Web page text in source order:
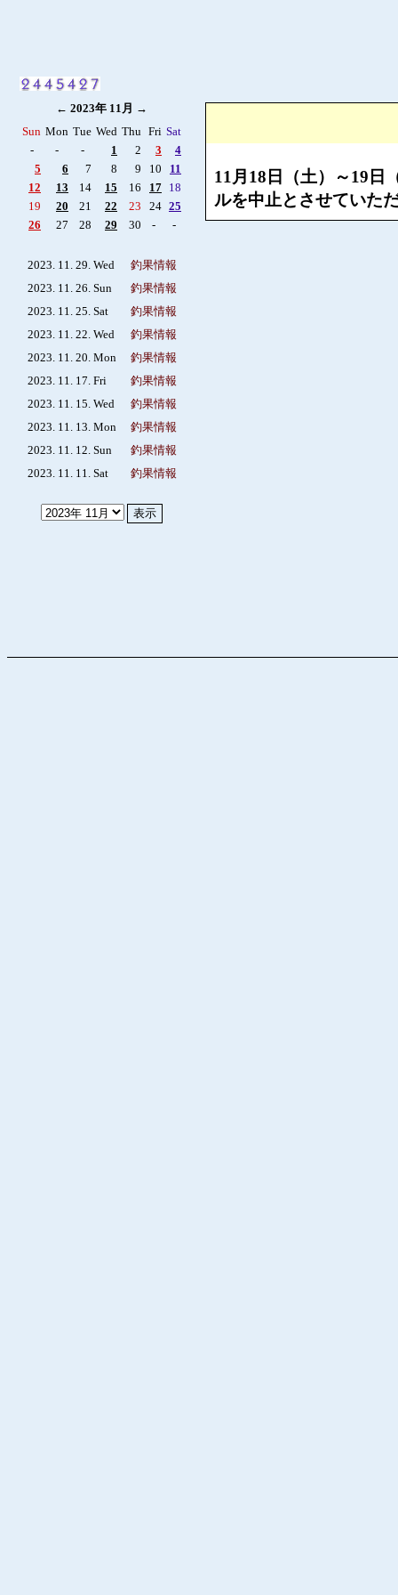
← 2023年 11月 →
Sun Mon Tue Wed Thu Fri Sat
-
- - 1 2 3
4
5
6 7 8 9 10
11
12
13 14 15 16 17 18
19
20 21 22 23 24 25
26
27 28 29 30 - -
2023. 11. 29. Wed
釣果情報
2023. 11. 26. Sun
釣果情報
2023. 11. 25. Sat
釣果情報
2023. 11. 22. Wed
釣果情報
2023. 11. 20. Mon
釣果情報
2023. 11. 17. Fri
釣果情報
2023. 11. 15. Wed
釣果情報
2023. 11. 13. Mon
釣果情報
2023. 11. 12. Sun
釣果情報
2023. 11. 11. Sat
釣果情報
11月18日（土）～19日
ルを中止とさせていた